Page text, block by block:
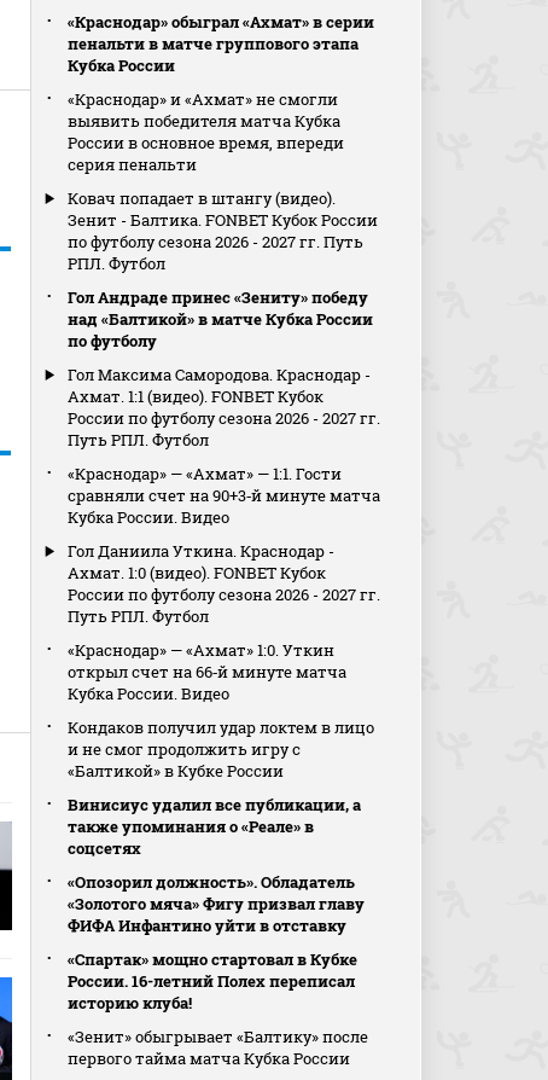
«Краснодар» обыграл «Ахмат» в серии
пенальти в матче группового этапа
Кубка России
«Краснодар» и «Ахмат» не смогли
выявить победителя матча Кубка
России в основное время, впереди
серия пенальти
Ковач попадает в штангу (видео).
Зенит - Балтика. FONBET Кубок России
по футболу сезона 2026 - 2027 гг. Путь
РПЛ. Футбол
Гол Андраде принес «Зениту» победу
над «Балтикой» в матче Кубка России
по футболу
Гол Максима Самородова. Краснодар -
Ахмат. 1:1 (видео). FONBET Кубок
России по футболу сезона 2026 - 2027 гг.
Путь РПЛ. Футбол
«Краснодар» — «Ахмат» — 1:1. Гости
сравняли счет на 90+3‑й минуте матча
Кубка России. Видео
Гол Даниила Уткина. Краснодар -
Ахмат. 1:0 (видео). FONBET Кубок
России по футболу сезона 2026 - 2027 гг.
Путь РПЛ. Футбол
«Краснодар» — «Ахмат» 1:0. Уткин
открыл счет на 66‑й минуте матча
Кубка России. Видео
Кондаков получил удар локтем в лицо
и не смог продолжить игру с
«Балтикой» в Кубке России
Винисиус удалил все публикации, а
также упоминания о «Реале» в
соцсетях
«Опозорил должность». Обладатель
«Золотого мяча» Фигу призвал главу
ФИФА Инфантино уйти в отставку
«Спартак» мощно стартовал в Кубке
России. 16-летний Полех переписал
историю клуба!
«Зенит» обыгрывает «Балтику» после
первого тайма матча Кубка России